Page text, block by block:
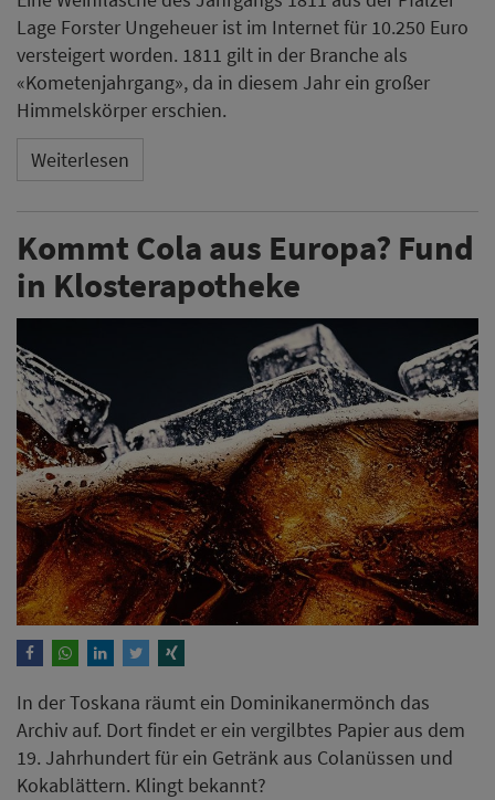
Lage Forster Ungeheuer ist im Internet für 10.250 Euro
versteigert worden. 1811 gilt in der Branche als
«Kometenjahrgang», da in diesem Jahr ein großer
Himmelskörper erschien.
Weiterlesen
Kommt Cola aus Europa? Fund
in Klosterapotheke
In der Toskana räumt ein Dominikanermönch das
Archiv auf. Dort findet er ein vergilbtes Papier aus dem
19. Jahrhundert für ein Getränk aus Colanüssen und
Kokablättern. Klingt bekannt?